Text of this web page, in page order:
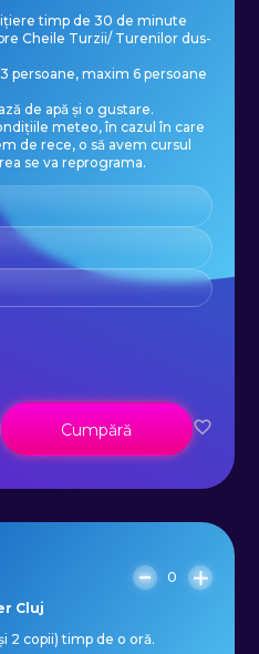
timp de 30 de minute
Cheile Turzii/ Turenilor dus-
persoane, maxim 6 persoane
de apă și o gustare.
meteo, în cazul în care
de rece, o să avem cursul
se va reprograma.
Cumpără
0
Cluj
2 copii) timp de o oră.